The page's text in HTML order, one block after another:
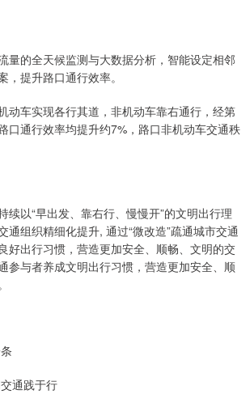
量的全天候监测与大数据分析，智能设定相邻
，提升路口通行效率。
动车实现各行其道，非机动车靠右通行，经第
口通行效率均提升约7%，路口非机动车交通秩
续以“早出发、靠右行、慢慢开”的文明出行理
通组织精细化提升, 通过“微改造”疏通城市交通
好出行习惯，营造更加安全、顺畅、文明的交
参与者养成文明出行习惯，营造更加安全、顺
通践于行